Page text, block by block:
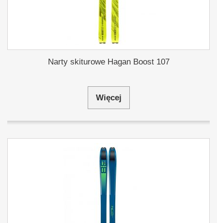
Narty skiturowe Hagan Boost 107
Więcej